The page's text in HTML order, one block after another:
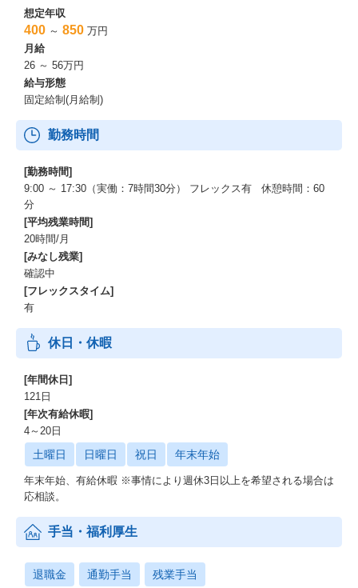
想定年収
400 ～ 850 万円
月給
26 ～ 56万円
給与形態
固定給制(月給制)
勤務時間
[勤務時間]
9:00 ～ 17:30（実働：7時間30分） フレックス有 休憩時間：60
分
[平均残業時間]
20時間/月
[みなし残業]
確認中
[フレックスタイム]
有
休日・休暇
[年間休日]
121日
[年次有給休暇]
4～20日
土曜日 日曜日 祝日 年末年始
年末年始、有給休暇 ※事情により週休3日以上を希望される場合は
応相談。
手当・福利厚生
退職金 通勤手当 残業手当